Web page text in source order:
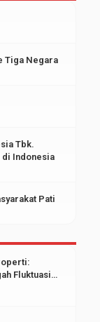
Surat
Sekilas
Tiga Negara
Tbk.
di Indonesia
Pati
Fluktuasi